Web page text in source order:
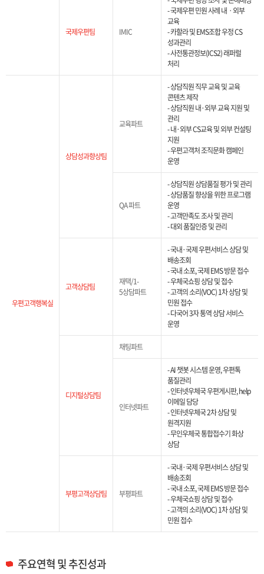
국제우편팀 IMIC
- 국제우편 민원 사례 내ㆍ외부
교육
- 카할라 및 EMS조합 우정 CS
성과관리
- 사전통관정보(ICS2) 래퍼럴
처리
우편고객행복실
상담성과향상팀
교육파트
- 상담직원 직무 교육 및 교육
콘텐츠 제작
- 상담직원 내·외부 교육 지원 및
관리
- 내·외부 CS교육 및 외부 컨설팅
지원
- 우편고객처 조직문화 캠페인
운영
QA 파트
- 상담직원 상담품질 평가 및 관리
- 상담품질 향상을 위한 프로그램
운영
- 고객만족도 조사 및 관리
- 대외 품질인증 및 관리
고객상담팀
재택/1-
5상담파트
- 국내·국제 우편서비스 상담 및
배송조회
- 국내 소포, 국제 EMS 방문 접수
- 우체국쇼핑 상담 및 접수
- 고객의 소리(VOC) 1차 상담 및
민원 접수
- 다국어 3자 통역 상담 서비스
운영
디지털상담팀
채팅파트
인터넷파트
- AI 챗봇 시스템 운영, 우편톡
품질관리
- 인터넷우체국 우편게시판, help
이메일 담당
- 인터넷우체국 2차 상담 및
원격지원
- 무인우체국 통합접수기 화상
상담
부평고객상담팀 부평파트
- 국내·국제 우편서비스 상담 및
배송조회
- 국내 소포, 국제 EMS 방문 접수
- 우체국쇼핑 상담 및 접수
- 고객의 소리(VOC) 1차 상담 및
민원 접수
주요연혁 및 추진성과